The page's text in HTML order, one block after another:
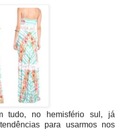
tudo, no hemisfério sul, já
para usarmos nos